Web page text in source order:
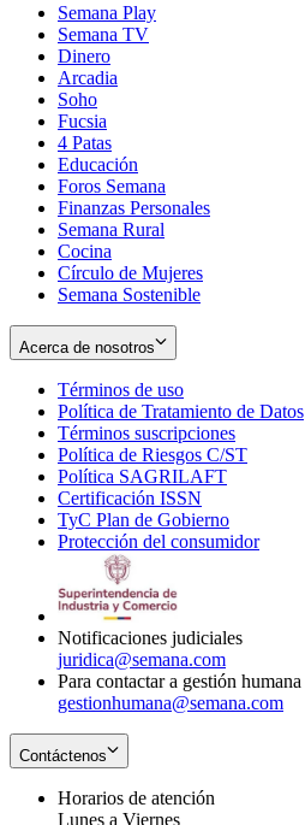
Semana Play
Semana TV
Dinero
Arcadia
Soho
in
new
window
Fucsia
in
new
window
4 Patas
Educación
Foros Semana
Finanzas Personales
Semana Rural
Cocina
Círculo de Mujeres
Semana Sostenible
Acerca de nosotros
Términos de uso
in
new
window
Política de Tratamiento de Datos
Términos suscripciones
in
Política de Riesgos C/ST
Política SAGRILAFT
new
window
Certificación ISSN
in
new
TyC Plan de Gobierno
in
Protección del consumidorOpens
Notificaciones judiciales
juridica@semana.com
Para contactar a gestión humana
gestionhumana@semana.com
Contáctenos
Horarios de atención
Lunes a Viernes